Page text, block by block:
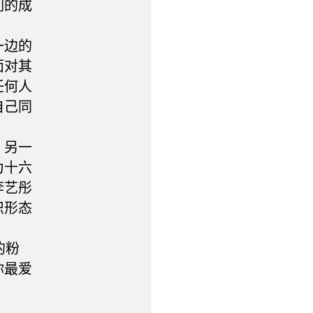
的成
的
对其
人
同
一
十六
艺彤
形态
粉
最爱